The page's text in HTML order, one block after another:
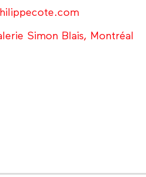
Simon Blais, Montréal